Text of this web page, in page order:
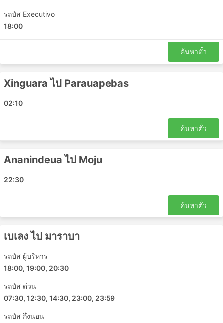
เอนได้กว้างนุ่ม ผ้าห่ม ผู้โดยสารน้อย และสิทธิพิเศษอื่น ๆ
อีกมากมายที่จะทำให้การเดินทางของคุณเป็นการเดิน
ทางที่น่าพึงพอใจ
ข้อเสียของการเดินทางด้วยรถบัส
ใกล้กับทางหลวงที่ใหญ่ เพื่อให้รถประจำทางสามารถ
หลีกเลี่ยงความแออัดในเมือง แต่น่าเสียดายว่า การเดิน
การเดินทางไปยังสถานีดังกล่าวอาจเป็นปัญหา เนื่องจาก
ในบางจุดหมายปลายทางมีข้อจำกัดเกี่ยวกับยานพาหนะ
เนื่องจากราคาอาจสูงเกินจริง คำนวณเวลาเพื่อล่วงหน้า
ด้วยหากคุณเดินทางในช่วงเวลาเร่งด่วน โดยเฉพาะอย่าง
รถประจำทางน่าจะเป็นวิธีการขนส่งที่ตารางเดินรถน้อย
ถนนเป็นอย่างมาก ซึ่งบางครั้งอาจคาดเดาไม่ได้ เช่น
อุบัติเหตุ งานก่อสร้างถนน ทางเบี่ยง ฯลฯ โดยเฉพาะ
ท่องเที่ยว หรือวันหยุดนักขัตฤกษ์ อย่าลืมสิ่งนี้และหลีก
เลี่ยงการวางแผนการเดินทางที่กระชั้นชิดมาก
การเดินทางในบางเส้นทางหรือช่วงยอดนิยมอาจต้องจอง
รถบัส Executivo
18:00
ค้นหาตั๋ว
Xinguara ไป Parauapebas
02:10
ค้นหาตั๋ว
Ananindeua ไป Moju
22:30
ค้นหาตั๋ว
เบเลง ไป มาราบา
รถบัส ผู้บริหาร
18:00, 19:00, 20:30
รถบัส ด่วน
07:30, 12:30, 14:30, 23:00, 23:59
รถบัส กึ่งนอน